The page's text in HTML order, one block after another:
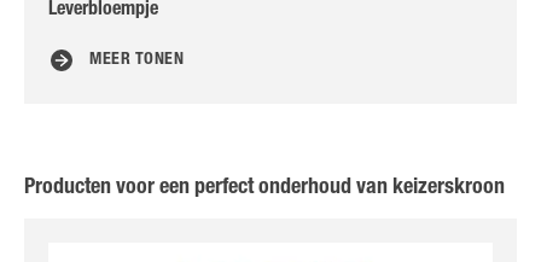
Leverbloempje
MEER TONEN
Producten voor een perfect onderhoud van keizerskroon